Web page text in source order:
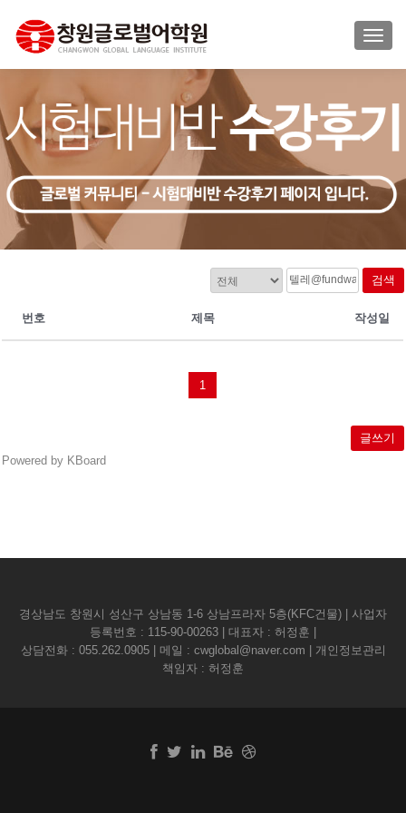
검색
번호 제목 작성일
1
글쓰기
Powered by KBoard
경상남도 창원시 성산구 상남동 1-6 상남프라자 5층(KFC건물) | 사업자
등록번호 : 115-90-00263 | 대표자 : 허정훈 |
상담전화 : 055.262.0905| 메일 : cwglobal@naver.com | 개인정보관리
책임자 : 허정훈